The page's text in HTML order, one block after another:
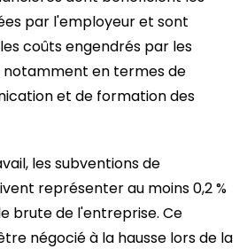
par l'employeur et sont
coûts engendrés par les
en termes de
et de formation des
les subventions de
représenter au moins 0,2 %
brute de l'entreprise. Ce
négocié à la hausse lors de la